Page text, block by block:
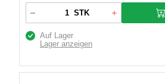
STK
Auf Lager
Lager anzeigen